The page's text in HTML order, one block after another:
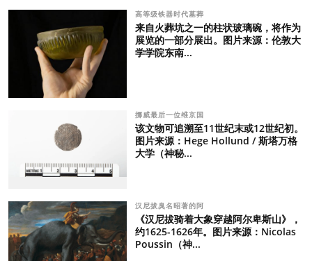
高等级铁器时代墓葬
来自火葬坑之一的柱状玻璃碗，将作为
展览的一部分展出。图片来源：伦敦大
学学院东南...
挪威最后一位维京国
该文物可追溯至11世纪末或12世纪初。
图片来源：Hege Hollund / 斯塔万格
大学（神秘...
汉尼拔臭名昭著的阿
《汉尼拔骑着大象穿越阿尔卑斯山》，
约1625-1626年。图片来源：Nicolas
Poussin（神...